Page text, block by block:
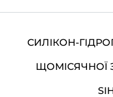
СИЛІКОН-
ЩОМІСЯЧНОЇ